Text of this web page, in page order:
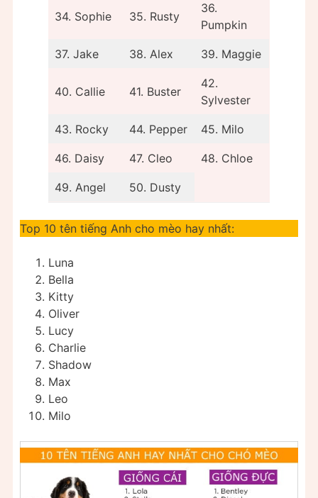
34. Sophie 35. Rusty
36.
Pumpkin
37. Jake 38. Alex 39. Maggie
40. Callie 41. Buster
42.
Sylvester
43. Rocky 44. Pepper 45. Milo
46. Daisy 47. Cleo 48. Chloe
49. Angel 50. Dusty
Top 10 tên tiếng Anh cho mèo hay nhất:
Luna
Bella
Kitty
Oliver
Lucy
Charlie
Shadow
Max
Leo
Milo